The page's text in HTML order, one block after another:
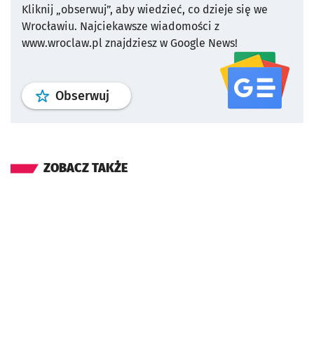
Kliknij „obserwuj”, aby wiedzieć, co dzieje się we
Wrocławiu. Najciekawsze wiadomości z
www.wroclaw.pl znajdziesz w Google News!
Obserwuj profil serwisu
ZOBACZ TAKŻE